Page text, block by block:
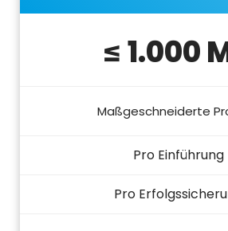
≤ 1.000
Maßgeschneiderte
Pro Einführung
Pro